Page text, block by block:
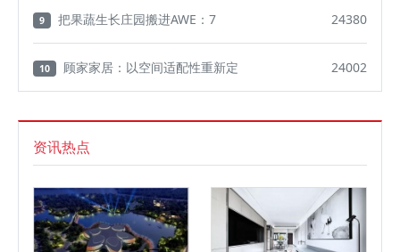
9 把果蔬生长庄园搬进AWE：7 24380
10 顾家家居：以空间适配性重新定 24002
资讯热点